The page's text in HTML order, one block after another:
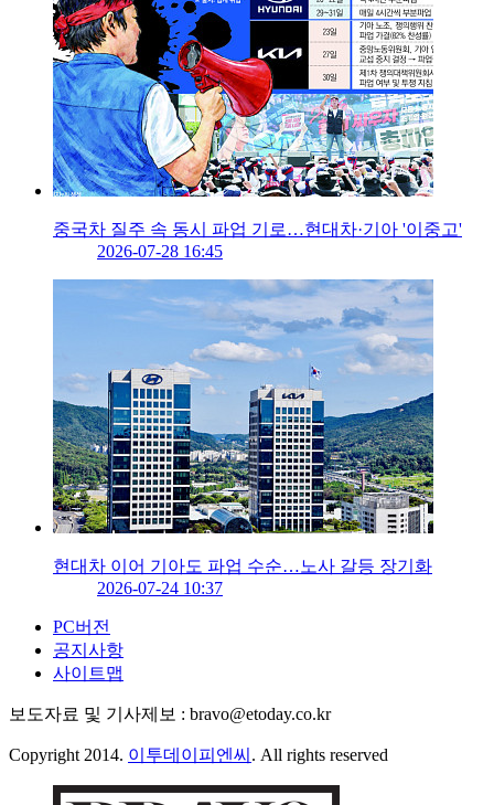
중국차 질주 속 동시 파업 기로…현대차·기아 '이중고'
2026-07-28 16:45
현대차 이어 기아도 파업 수순…노사 갈등 장기화
2026-07-24 10:37
PC버전
공지사항
사이트맵
보도자료 및 기사제보 : bravo@etoday.co.kr
Copyright 2014. 이투데이피엔씨 . All rights reserved